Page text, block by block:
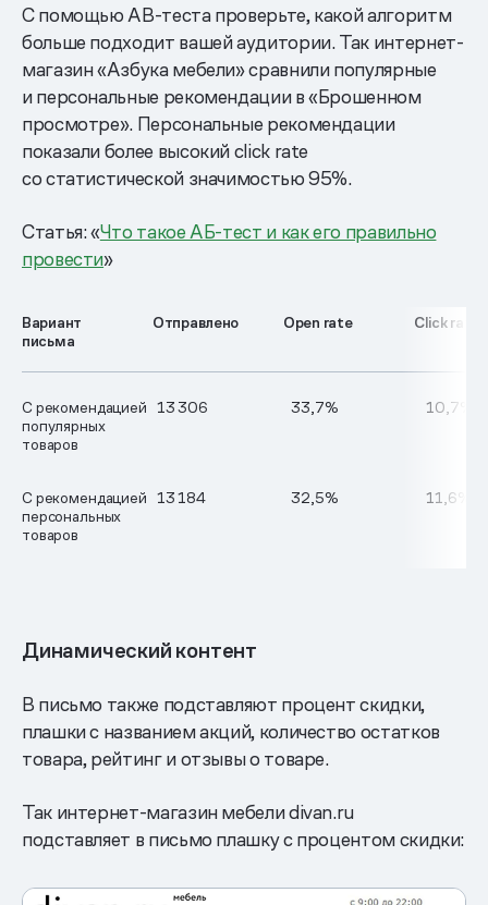
С помощью AB-теста проверьте, какой алгоритм
больше подходит вашей аудитории. Так интернет-
магазин «Азбука мебели» сравнили популярные
и персональные рекомендации в «Брошенном
просмотре». Персональные рекомендации
показали более высокий click rate
со статистической значимостью 95%.
Статья: «Что такое АБ-тест и как его правильно
провести»
Вариант
письма
Отправлено Open rate Click rate
С рекомендацией
популярных
товаров
13 306 33,7% 10,7%
С рекомендацией
персональных
товаров
13 184 32,5% 11,6%
Динамический контент
В письмо также подставляют процент скидки,
плашки с названием акций, количество остатков
товара, рейтинг и отзывы о товаре.
Так интернет-магазин мебели divan.ru
подставляет в письмо плашку с процентом скидки: